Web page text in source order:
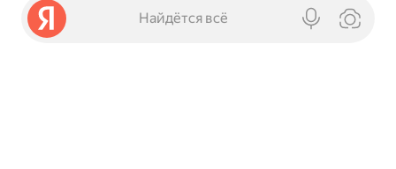
Найдётся всё